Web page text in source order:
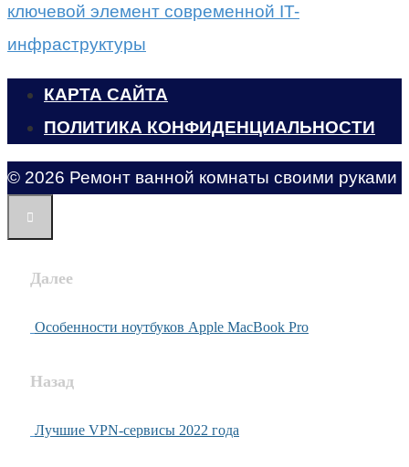
ключевой элемент современной IT-
инфраструктуры
КАРТА САЙТА
ПОЛИТИКА КОНФИДЕНЦИАЛЬНОСТИ
© 2026 Ремонт ванной комнаты своими руками
Далее
Особенности ноутбуков Apple MacBook Pro
Назад
Лучшие VPN-сервисы 2022 года